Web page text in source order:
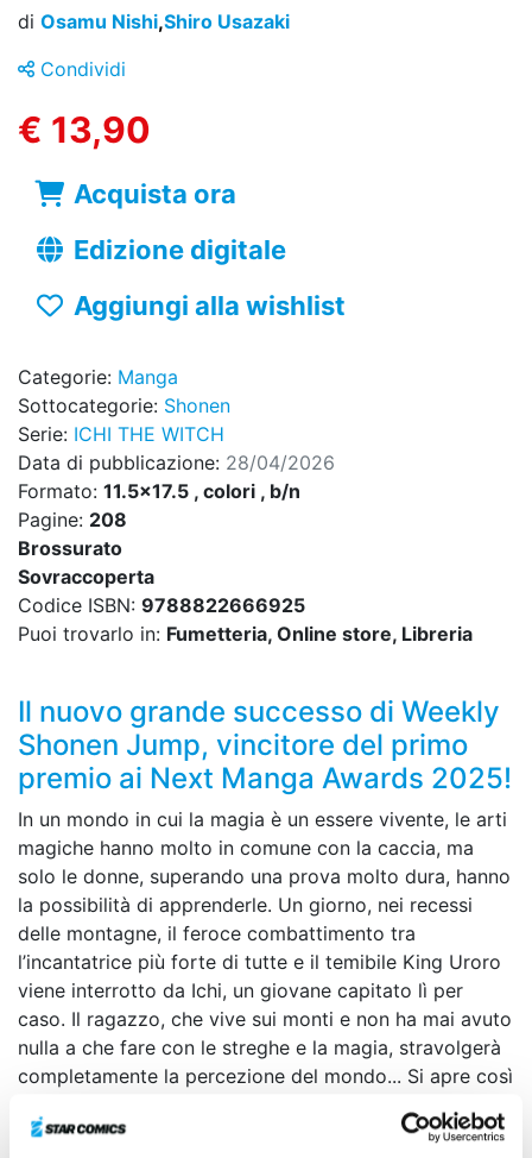
di Osamu Nishi,Shiro Usazaki
Condividi
€ 13,90
Acquista ora
Edizione digitale
Aggiungi alla wishlist
Categorie: Manga
Sottocategorie: Shonen
Serie: ICHI THE WITCH
Data di pubblicazione: 28/04/2026
Formato: 11.5x17.5 , colori , b/n
Pagine: 208
Brossurato
Sovraccoperta
Codice ISBN: 9788822666925
Puoi trovarlo in: Fumetteria, Online store, Libreria
Il nuovo grande successo di Weekly
Shonen Jump, vincitore del primo
premio ai Next Manga Awards 2025!
In un mondo in cui la magia è un essere vivente, le arti
magiche hanno molto in comune con la caccia, ma
solo le donne, superando una prova molto dura, hanno
la possibilità di apprenderle. Un giorno, nei recessi
delle montagne, il feroce combattimento tra
l’incantatrice più forte di tutte e il temibile King Uroro
viene interrotto da Ichi, un giovane capitato lì per
caso. Il ragazzo, che vive sui monti e non ha mai avuto
nulla a che fare con le streghe e la magia, stravolgerà
completamente la percezione del mondo... Si apre così
caccia e della magia!